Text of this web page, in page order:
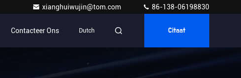
xianghuiwujin@tom.com 86-138-06198830
Contacteer Ons Dutch Citaat